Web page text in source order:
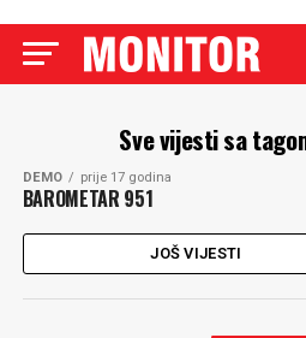
Sve vijesti sa
DEMO prije 17 godina
BAROMETAR 951
JOŠ VIJESTI